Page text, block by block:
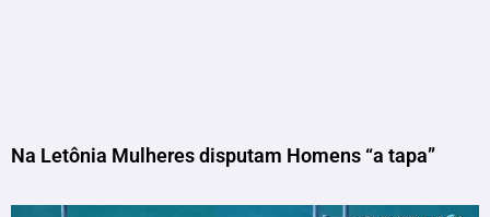
Na Letônia Mulheres disputam Homens “a tapa”